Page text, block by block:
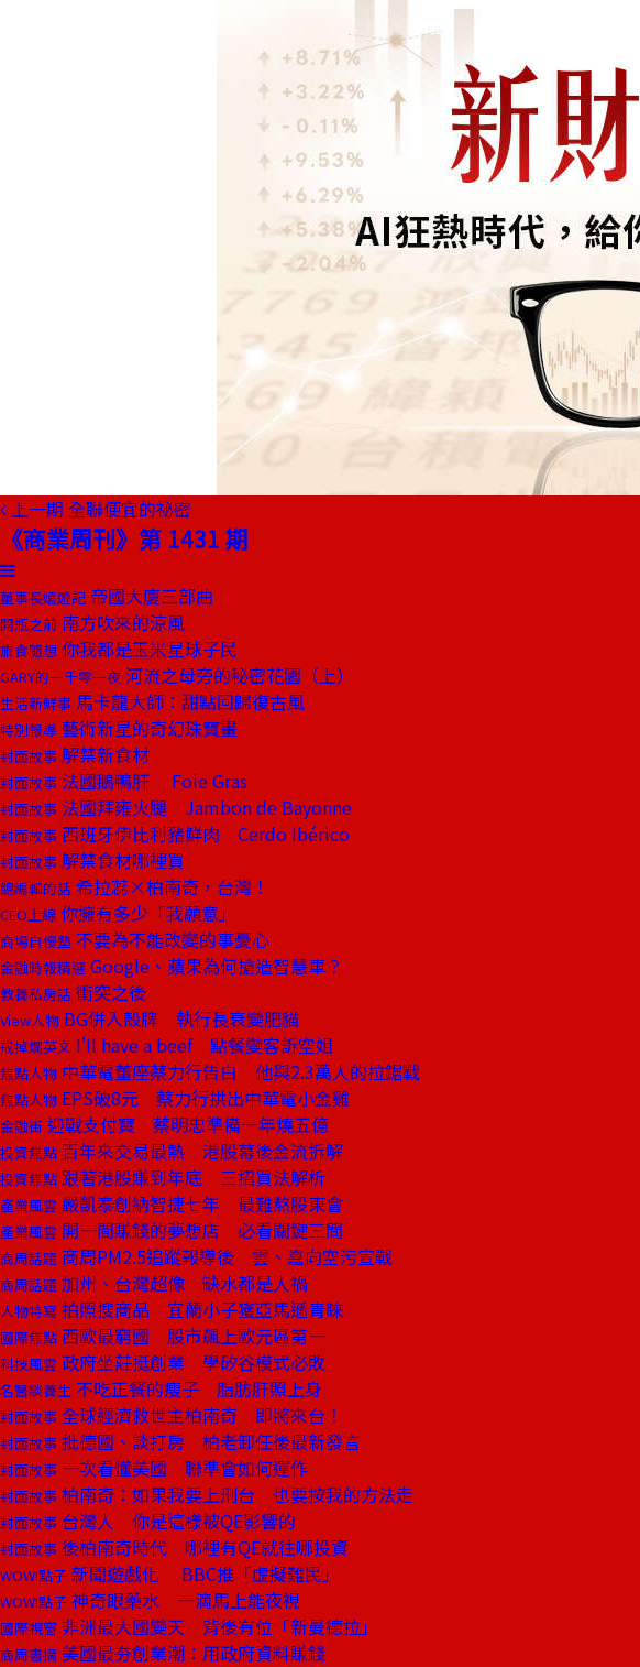
上一期 全聯便宜的祕密
《商業周刊》第 1431 期
董事長嬉遊記 帝國大廈三部曲
開瓶之前 南方吹來的涼風
旅食隨想 你我都是玉米星球子民
GARY的一千零一夜 河流之母旁的秘密花園（上）
生活新鮮事 馬卡龍大師：甜點回歸復古風
特別報導 藝術新星的奇幻珠寶畫
封面故事 解禁新食材
封面故事 法國鵝鴨肝 Foie Gras
封面故事 法國拜雍火腿 Jambon de Bayonne
封面故事 西班牙伊比利豬鮮肉 Cerdo Ibérico
封面故事 解禁食材哪裡買
總編輯的話 希拉蕊×柏南奇，台灣！
CEO上線 你擁有多少「我願意」
商場自慢塾 不要為不能改變的事憂心
金融時報精選 Google、蘋果為何搶造智慧車？
教養私房話 衝突之後
View人物 BG併入殼牌 執行長衰變肥貓
戒掉爛英文 I'll have a beef 點餐變客訴空姐
焦點人物 中華電董座蔡力行告白 他與2.3萬人的拉鋸戰
焦點人物 EPS破8元 蔡力行拱出中華電小金雞
金融街 迎戰支付寶 蔡明忠準備一年燒五億
投資焦點 百年來交易最熱 港股幕後金流拆解
投資焦點 跟著港股賺到年底 三招買法解析
產業風雲 嚴凱泰創納智捷七年 最難熬股東會
產業風雲 開一間賺錢的夢想店 必看關鍵三問
商周話題 商周PM2.5追蹤報導後 雲、嘉向空污宣戰
商周話題 加州、台灣超像 缺水都是人禍
人物特寫 拍照搜商品 宜蘭小子獲亞馬遜青睞
國際焦點 西歐最窮國 股市飆上歐元區第一
科技風雲 政府坐莊挺創業 學矽谷模式必敗
名醫談養生 不吃正餐的瘦子 脂肪肝照上身
封面故事 全球經濟救世主柏南奇 即將來台！
封面故事 批德國、談打房 柏老卸任後最新發言
封面故事 一次看懂美國 聯準會如何運作
封面故事 柏南奇：如果我要上刑台 也要按我的方法走
封面故事 台灣人 你是這樣被QE影響的
封面故事 後柏南奇時代 哪裡有QE就往哪投資
WOW!點子 新聞遊戲化 BBC推「虛擬難民」
WOW!點子 神奇眼藥水 一滴馬上能夜視
國際視窗 非洲最大國變天 背後有位「新曼德拉」
商周書摘 美國最夯創業潮：用政府資料賺錢